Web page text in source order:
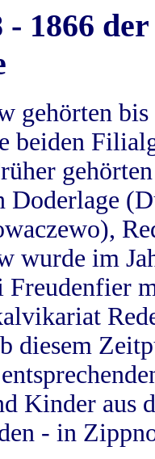
- 1866
gehörten
beiden
Doderlage
wurde im
Freudenfier
diesem
Kinder aus
- in